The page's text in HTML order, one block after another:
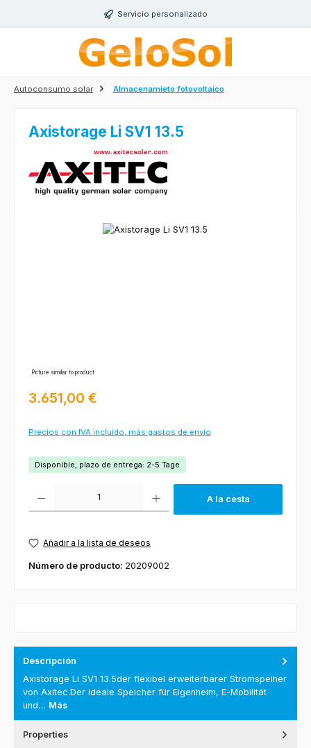
Saltar al contenido principalServicio personalizado
Autoconsumo solar Almacenamieto fotovoltaico
Axistorage Li SV1 13.5
Omitir galería de imágenes
Picture similar to product
Precio normal:
3.651,00 €
Precios con IVA incluido, más gastos de envío
Disponible, plazo de entrega: 2-5 Tage
A la cesta
Añadir a la lista de deseos
Número de producto: 20209002
Descripción
Axistorage Li SV1 13.5der flexibel erweiterbarer Stromspeiher
von Axitec.Der ideale Speicher für Eigenheim, E-Mobilität
und… Más
Properties